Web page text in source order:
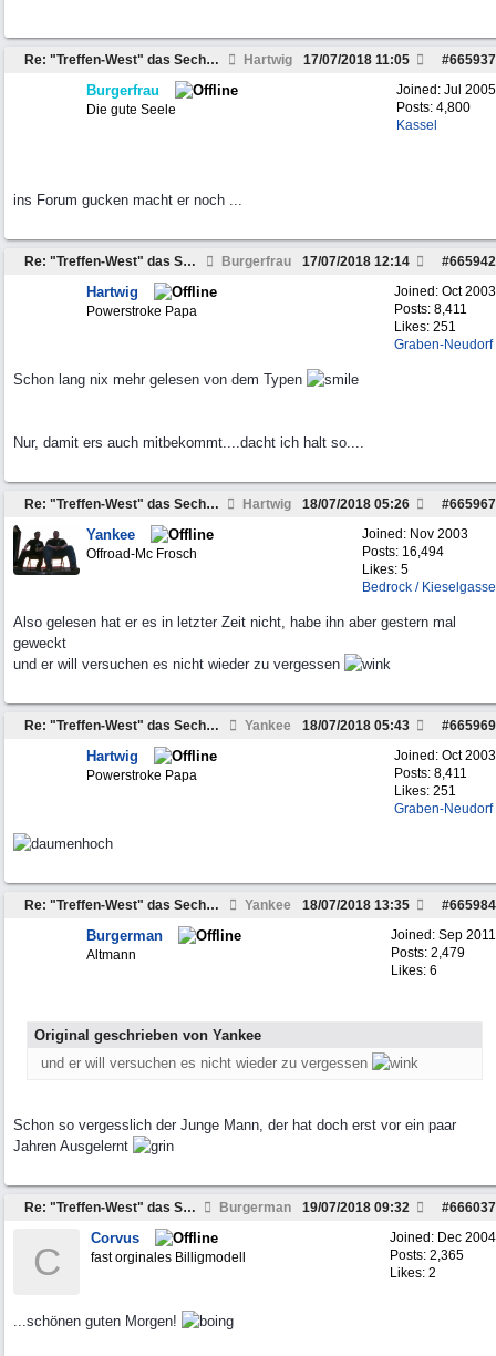
Re: "Treffen-West" das Sechste am 3.-5. August 2018 Hartwig #665937
17/07/2018 11:05
Joined: Jul 2005
Posts: 4,800
Kassel
Burgerfrau
Die gute Seele
ins Forum gucken macht er noch ...
Re: "Treffen-West" das Sechste am 3.-5. August 2018 Burgerfrau #665942
17/07/2018 12:14
Joined: Oct 2003
Posts: 8,411
Likes: 251
Graben-Neudorf
Hartwig
Powerstroke Papa
Schon lang nix mehr gelesen von dem Typen
Nur, damit ers auch mitbekommt....dacht ich halt so....
Re: "Treffen-West" das Sechste am 3.-5. August 2018 Hartwig #665967
18/07/2018 05:26
Joined: Nov 2003
Posts: 16,494
Likes: 5
Bedrock / Kieselgasse
Yankee
Offroad-Mc Frosch
Also gelesen hat er es in letzter Zeit nicht, habe ihn aber gestern mal
geweckt
und er will versuchen es nicht wieder zu vergessen
Re: "Treffen-West" das Sechste am 3.-5. August 2018 Yankee #665969
18/07/2018 05:43
Joined: Oct 2003
Posts: 8,411
Likes: 251
Graben-Neudorf
Hartwig
Powerstroke Papa
Re: "Treffen-West" das Sechste am 3.-5. August 2018 Yankee #665984
18/07/2018 13:35
Joined: Sep 2011
Posts: 2,479
Likes: 6
Burgerman
Altmann
Original geschrieben von Yankee
und er will versuchen es nicht wieder zu vergessen
Schon so vergesslich der Junge Mann, der hat doch erst vor ein paar
Jahren Ausgelernt
Re: "Treffen-West" das Sechste am 3.-5. August 2018 Burgerman #666037
19/07/2018 09:32
Joined: Dec 2004
Posts: 2,365
Likes: 2
C
Corvus
fast orginales Billigmodell
...schönen guten Morgen!